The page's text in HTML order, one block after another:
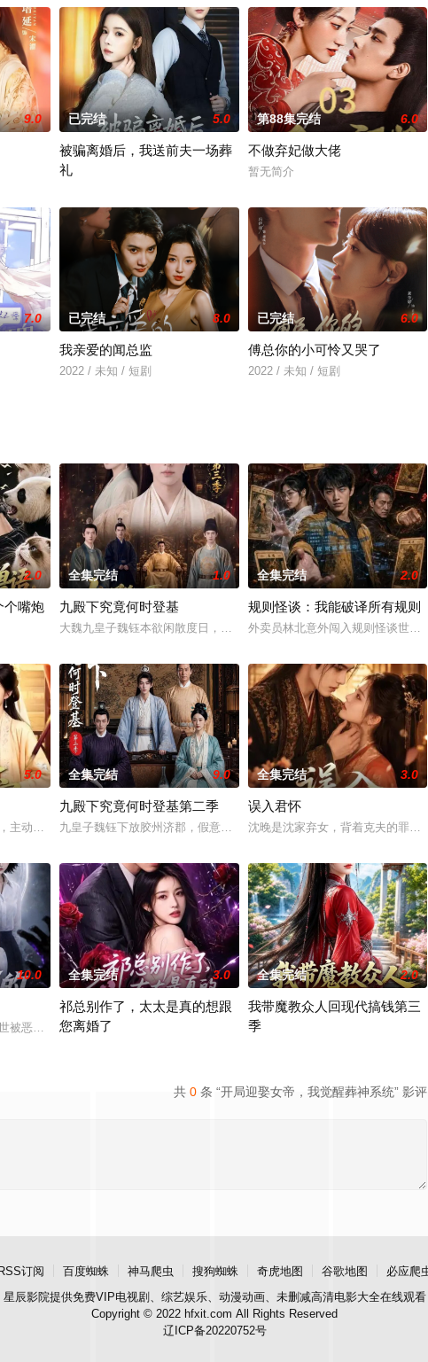
9.0 已完结 5.0
被骗离婚后，我送前夫一场葬
礼
第88集完结 6.0
不做弃妃做大佬
暂无简介
7.0 已完结 8.0
我亲爱的闻总监
2022 / 未知 / 短剧
已完结 6.0
傅总你的小可怜又哭了
2022 / 未知 / 短剧
过是他追求白月光的“恋爱练习册”。五年真心尽数错付，她
2.0
个嘴炮
全集完结 1.0
九殿下究竟何时登基
大魏九皇子魏钰本欲闲散度日，却被觉醒读心术的皇帝逼为国库开源。
全集完结 2.0
规则怪谈：我能破译所有规则
外卖员林北意外闯入规则怪谈世界
启后获得惊人造化。收徒大典上，天才少女时鸢坚定拜入门下
5.0
主动与看似平凡的陆知年结为伴侣，日常彼此照料、相处和睦。她潜心钻研绣艺，
全集完结 9.0
九殿下究竟何时登基第二季
九皇子魏钰下放胶州济郡，假意收编山匪“牛头军”，与暗中剿匪的二皇
全集完结 3.0
误入君怀
沈晚是沈家弃女，背着克夫的罪名
民营的濒死难民，需完成S级跨时空修复任务才能返程。她
10.0
被恶人夺宝害命的记忆，回到灾难爆发前一天。她抢先夺回母亲遗物——空间项链
全集完结 3.0
祁总别作了，太太是真的想跟
您离婚了
全集完结 2.0
我带魔教众人回现代搞钱第三
季
共 0 条 “开局迎娶女帝，我觉醒葬神系统” 影评
订阅 百度蜘蛛 神马爬虫 搜狗蜘蛛 奇虎地图 谷歌地图
必应爬
星辰影院提供免费VIP电视剧、综艺娱乐、动漫动画、未删减高清电影大全在线观看
Copyright © 2022 hfxit.com All Rights Reserved
辽ICP备20220752号